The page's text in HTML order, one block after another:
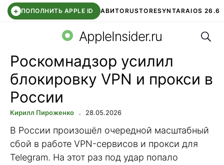
+ ПОПОЛНИТЬ APPLE ID АВИТОRUSTORESYNTARAIOS 26.6
СБЕР КИДС ЧАТ ROBLOXВТБ ОНЛАЙН
AppleInsider.ru
Роскомнадзор усилил
блокировку VPN и прокси в
России
Кирилл Пироженко 28.05.2026
В России произошёл очередной масштабный
сбой в работе VPN-сервисов и прокси для
Telegram. На этот раз под удар попало